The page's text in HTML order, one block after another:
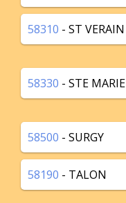
58310 - ST VERAIN
58330 - STE MARIE
58500 - SURGY
58190 - TALON